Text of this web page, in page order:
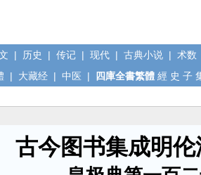
| 历史 | 传记 | 现代 | 古典小说 | 术数
| 大藏经 | 中医 | 四庫全書繁體 經 史 子
古今图书集成明